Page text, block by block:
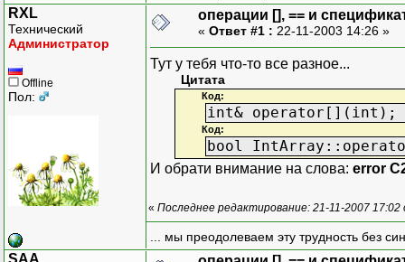
RXL
Технический
Администратор
Offline
Пол:
операции [], == и
« Ответ #1 : 22-11-2003 14:26 »
Тут у тебя что-то все разное...
Цитата
Код:
int& operator[](int);
Код:
bool
И обрати внимание на слова: error
« Последнее редактирование: 21-11-2007 17:02
... мы преодолеваем эту трудность без
SAA